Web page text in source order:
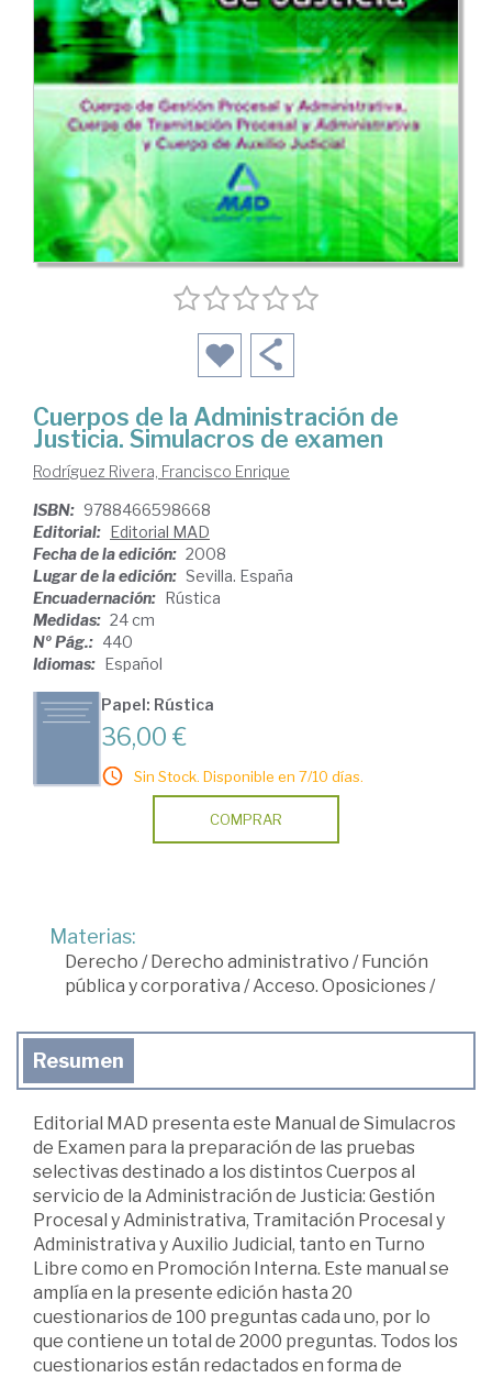
Cuerpos de la Administración de
Justicia. Simulacros de examen
Rodríguez Rivera, Francisco Enrique
ISBN: 9788466598668
Editorial: Editorial MAD
Fecha de la edición: 2008
Lugar de la edición: Sevilla. España
Encuadernación: Rústica
Medidas: 24 cm
Nº Pág.: 440
Idiomas: Español
Papel: Rústica
36,00 €
Sin Stock. Disponible en 7/10 días.
COMPRAR
Materias:
Derecho / Derecho administrativo / Función
pública y corporativa /Acceso. Oposiciones/
Resumen
Editorial MAD presenta este Manual de Simulacros
de Examen para la preparación de las pruebas
selectivas destinado a los distintos Cuerpos al
servicio de la Administración de Justicia: Gestión
Procesal y Administrativa, Tramitación Procesal y
Administrativa y Auxilio Judicial, tanto en Turno
Libre como en Promoción Interna. Este manual se
amplía en la presente edición hasta 20
cuestionarios de 100 preguntas cada uno, por lo
que contiene un total de 2000 preguntas. Todos los
cuestionarios están redactados en forma de